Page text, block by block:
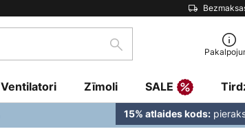
Meklēšana
Ventilatori Zīmoli SALE
15% atlaides kods: